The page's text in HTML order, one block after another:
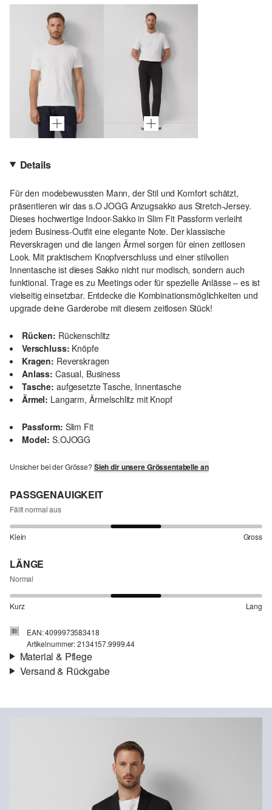
Details
Für den modebewussten Mann, der Stil und Komfort schätzt,
präsentieren wir das s.O JOGG Anzugsakko aus Stretch-Jersey.
Dieses hochwertige Indoor-Sakko in Slim Fit Passform verleiht
jedem Business-Outfit eine elegante Note. Der klassische
Reverskragen und die langen Ärmel sorgen für einen zeitlosen
Look. Mit praktischem Knopfverschluss und einer stilvollen
Innentasche ist dieses Sakko nicht nur modisch, sondern auch
funktional. Trage es zu Meetings oder für spezielle Anlässe – es ist
vielseitig einsetzbar. Entdecke die Kombinationsmöglichkeiten und
upgrade deine Garderobe mit diesem zeitlosen Stück!
Rücken: Rückenschlitz
Verschluss: Knöpfe
Kragen: Reverskragen
Anlass: Casual, Business
Tasche: aufgesetzte Tasche, Innentasche
Ärmel: Langarm, Ärmelschlitz mit Knopf
Passform: Slim Fit
Model: S.OJOGG
Unsicher bei der Grösse? Sieh dir unsere Grössentabelle an
PASSGENAUIGKEIT
Fällt normal aus
Klein Gross
LÄNGE
Normal
Kurz Lang
EAN: 4099973583418
Artikelnummer: 2134157.9999.44
Material & Pflege
Futter: teilweise gefüttert
Versand & Rückgabe
Deine Bestellung wird innerhalb von 4–5 Werktagen per SwissPost
Du kannst deine Artikel innerhalb von 14 Tagen kostenlos an uns